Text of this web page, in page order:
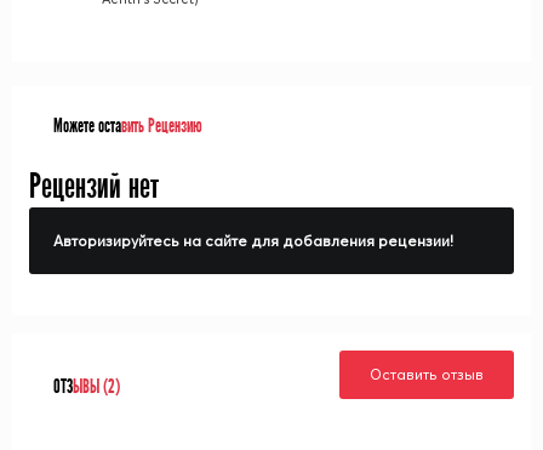
Можете оставить Рецензию
Рецензий нет
Авторизируйтесь на сайте для добавления рецензии!
ОТЗЫВЫ (2)
Оставить отзыв